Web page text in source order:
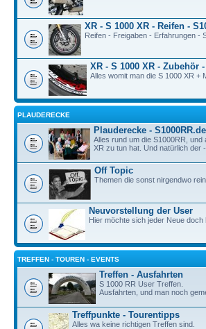
XR - S 1000 XR - Reifen -
Reifen - Freigaben - Erfahrungen -
XR - S 1000 XR - Zubehör
Alles womit man die S 1000 XR +
PLAUDERECKE
Plauderecke -
Alles rund um die S1000RR,
XR zu tun hat. Und natürlich der
Off Topic
Themen die sonst nirgendwo
Neuvorstellung der User
Hier möchte sich jeder Neue doch
TREFFEN - TOUREN - EVENTS
Treffen - Ausfahrten
S 1000 RR User Treffen.
Ausfahrten, und man noch
Treffpunkte - Tourentipps
Alles wa keine richtigen Treffen sind.